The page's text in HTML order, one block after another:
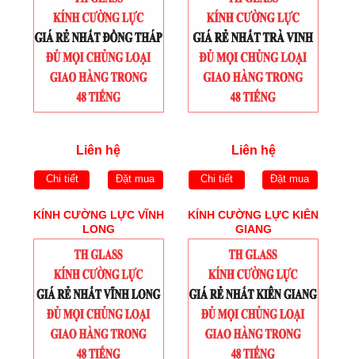
Liên hệ
Chi tiết Đặt mua
Liên hệ
Chi tiết Đặt mua
KÍNH CƯỜNG LỰC VĨNH
LONG
KÍNH CƯỜNG LỰC KIÊN
GIANG